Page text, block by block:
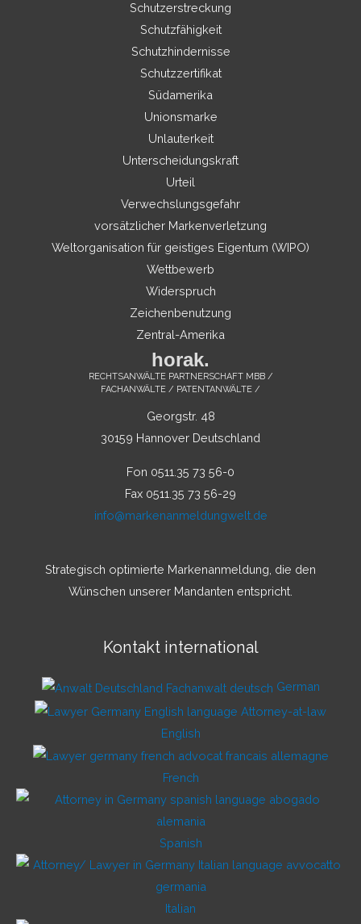
Schutzerstreckung
Schutzfähigkeit
Schutzhindernisse
Schutzzertifikat
Südamerika
Unionsmarke
Unlauterkeit
Unterscheidungskraft
Urteil
Verwechslungsgefahr
vorsätzlicher Markenverletzung
Weltorganisation für geistiges Eigentum (WIPO)
Wettbewerb
Widerspruch
Zeichenbenutzung
Zentral-Amerika
horak.
RECHTSANWÄLTE PARTNERSCHAFT MBB /
FACHANWÄLTE / PATENTANWÄLTE /
Georgstr. 48
30159 Hannover Deutschland
Fon 0511.35 73 56-0
Fax 0511.35 73 56-29
info@markenanmeldungwelt.de
Strategisch optimierte Markenanmeldung, die den
Wünschen unserer Mandanten entspricht.
Kontakt international
German
English
French
Spanish
Italian